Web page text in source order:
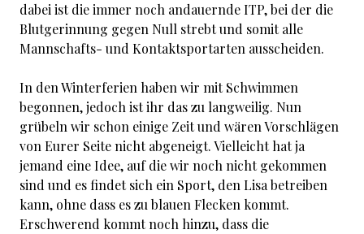
dabei ist die immer noch andauernde ITP, bei der die
Blutgerinnung gegen Null strebt und somit alle
Mannschafts- und Kontaktsportarten ausscheiden.
In den Winterferien haben wir mit Schwimmen
begonnen, jedoch ist ihr das zu langweilig. Nun
grübeln wir schon einige Zeit und wären Vorschlägen
von Eurer Seite nicht abgeneigt. Vielleicht hat ja
jemand eine Idee, auf die wir noch nicht gekommen
sind und es findet sich ein Sport, den Lisa betreiben
kann, ohne dass es zu blauen Flecken kommt.
Erschwerend kommt noch hinzu, dass die